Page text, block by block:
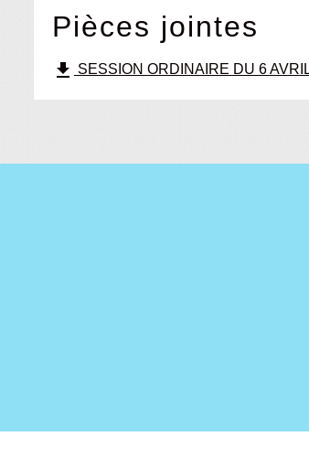
Pièces jointes
file_download SESSION ORDINAIRE DU 6